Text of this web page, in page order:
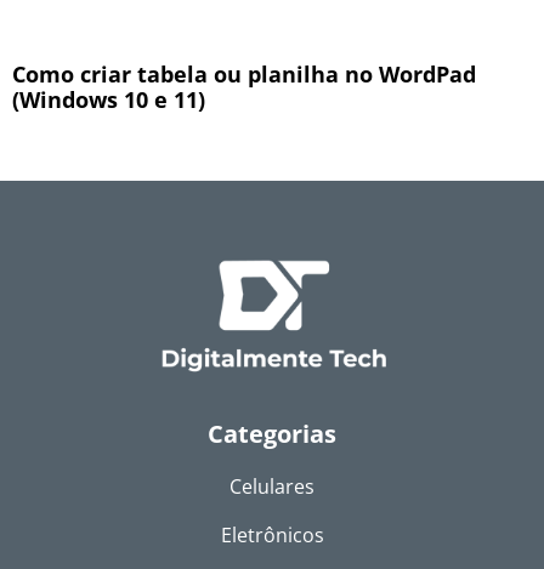
Como criar tabela ou planilha no WordPad
(Windows 10 e 11)
Categorias
Celulares
Eletrônicos